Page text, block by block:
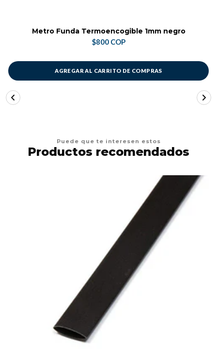
Metro Funda Termoencogible 1mm negro
$800 COP
AGREGAR AL CARRITO DE COMPRAS
Puede que te interesen estos
Productos recomendados